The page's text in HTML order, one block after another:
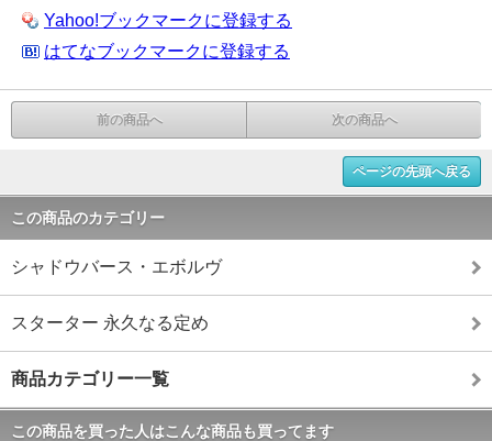
Yahoo!ブックマークに登録する
はてなブックマークに登録する
前の商品へ 次の商品へ
ページの先頭へ戻る
この商品のカテゴリー
シャドウバース・エボルヴ
スターター 永久なる定め
商品カテゴリー一覧
この商品を買った人はこんな商品も買ってます